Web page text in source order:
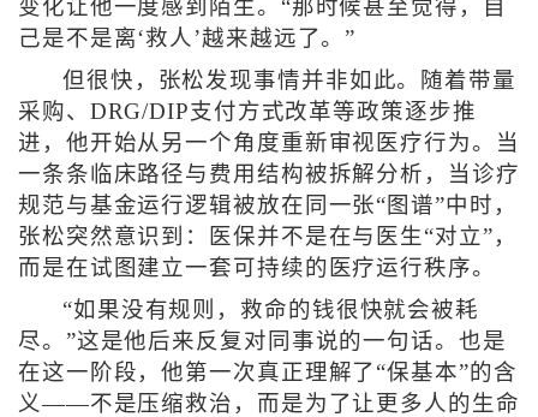
变化让他一度感到陌生。“那时候甚至觉得，自
己是不是离‘救人’越来越远了。”
但很快，张松发现事情并非如此。随着带量
采购、DRG/DIP支付方式改革等政策逐步推
进，他开始从另一个角度重新审视医疗行为。当
一条条临床路径与费用结构被拆解分析，当诊疗
规范与基金运行逻辑被放在同一张“图谱”中时，
张松突然意识到：医保并不是在与医生“对立”，
而是在试图建立一套可持续的医疗运行秩序。
“如果没有规则，救命的钱很快就会被耗
尽。”这是他后来反复对同事说的一句话。也是
在这一阶段，他第一次真正理解了“保基本”的含
义——不是压缩救治，而是为了让更多人的生命